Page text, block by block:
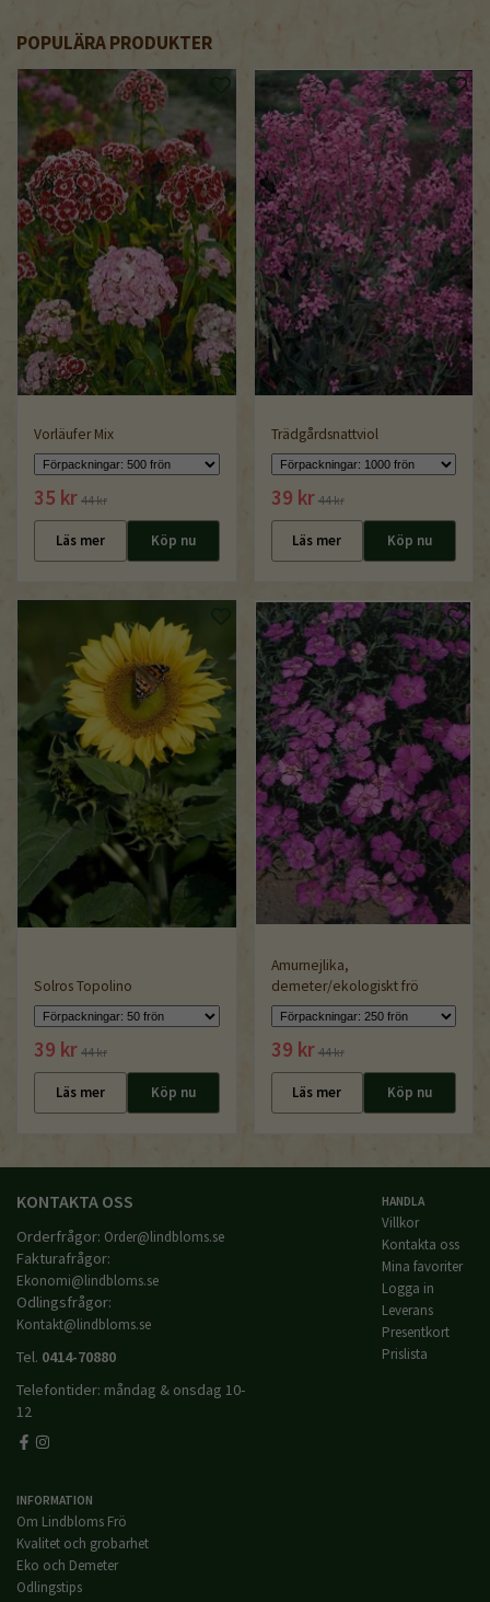
POPULÄRA PRODUKTER
Vorläufer Mix
35 kr 44 kr
Läs mer Köp nu
Trädgårdsnattviol
39 kr 44 kr
Läs mer Köp nu
Solros Topolino
39 kr 44 kr
Läs mer Köp nu
Amurnejlika,
demeter/ekologiskt frö
39 kr 44 kr
Läs mer Köp nu
KONTAKTA OSS
Orderfrågor: Order@lindbloms.se
Fakturafrågor:
Ekonomi@lindbloms.se
Odlingsfrågor:
Kontakt@lindbloms.se
Tel. 0414-70880
Telefontider: måndag & onsdag 10-
12
HANDLA
Villkor
Kontakta oss
Mina favoriter
Logga in
Leverans
Presentkort
Prislista
INFORMATION
Om Lindbloms Frö
Kvalitet och grobarhet
Eko och Demeter
Odlingstips